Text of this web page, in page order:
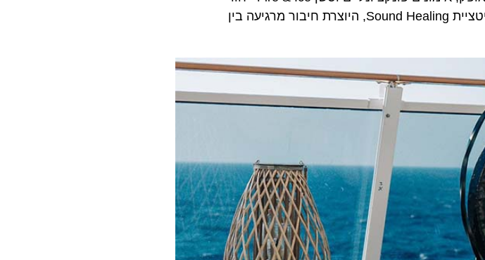
המשלב יוגה חמה עם טבילות קרח מרעננות. את היום ניתן לפתוח ביוגת זריחה עם מדיטציית Sound Healing, היוצרת חיבור מרגיעה בין